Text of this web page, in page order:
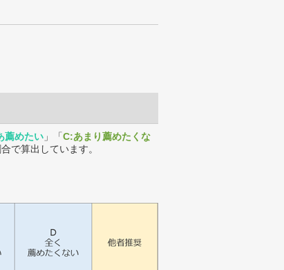
薦めたい 」「C:あまり薦めたくな
で算出しています。